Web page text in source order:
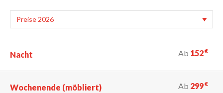
Nacht Ab 152€
Wochenende (möbliert) Ab 299€